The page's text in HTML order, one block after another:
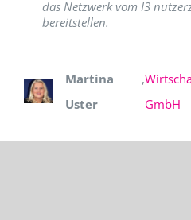
das Netzwerk vom I3
bereitstellen.
Martina
Uster
,
GmbH